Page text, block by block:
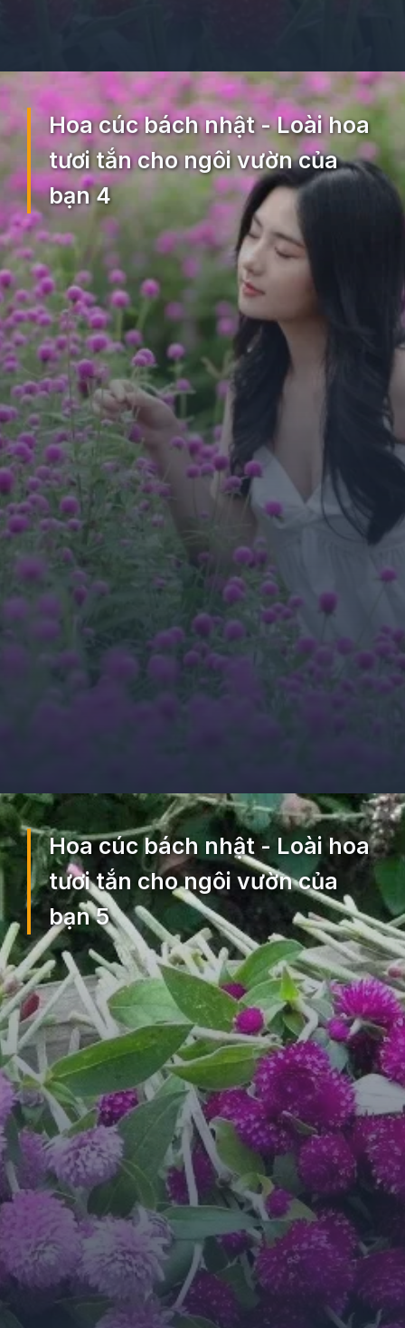
https://ocopaz.vn/hoa-cuc-bach-nhat-271
Hoa cúc bách nhật - Loài hoa
tươi tắn cho ngôi vườn của
bạn 4
https://ocopaz.vn/hoa-cuc-bach-nhat-271
Hoa cúc bách nhật - Loài hoa
tươi tắn cho ngôi vườn của
bạn 5